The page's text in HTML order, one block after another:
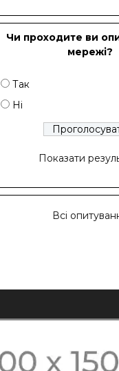
Чи проходите ви
мережі?
Так
Ні
Показати
Всі